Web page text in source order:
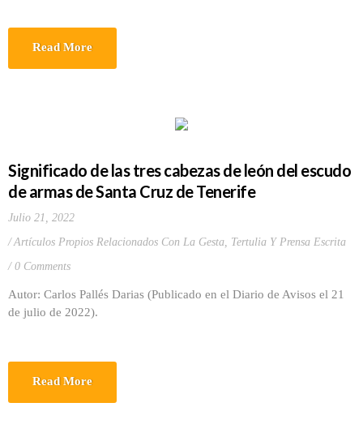
Read More
Significado de las tres cabezas de león del escudo
de armas de Santa Cruz de Tenerife
Julio 21, 2022
Artículos Propios Relacionados Con La Gesta, Tertulia Y Prensa Escrita
0 Comments
Autor: Carlos Pallés Darias (Publicado en el Diario de Avisos el 21
de julio de 2022).
Read More